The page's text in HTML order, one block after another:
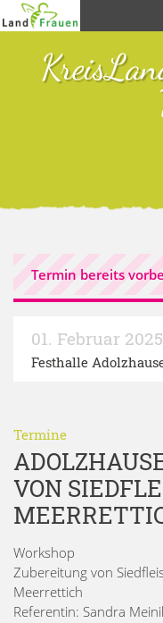
Termin bereits
01. Februar 2025
Festhalle
Termine
VON
Workshop
Zubereitung von
Meerrettich
Referentin: Sandra